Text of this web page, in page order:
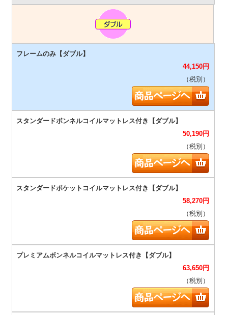
44,150円
（税別）
50,190円
（税別）
58,270円
（税別）
63,650円
（税別）